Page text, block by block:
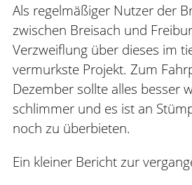
Als regelmäßiger Nutzer der
zwischen Breisach und
Verzweiflung über dieses im
vermurkste Projekt. Zum
Dezember sollte alles besser
schlimmer und es ist an
noch zu überbieten.
Ein kleiner Bericht zur